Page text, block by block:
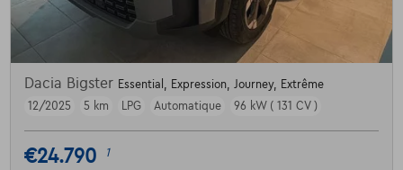
Dacia Bigster Essential, Expression, Journey, Extrême
12/2025
5 km LPG Automatique 96 kW ( 131 CV )
€24.790 1